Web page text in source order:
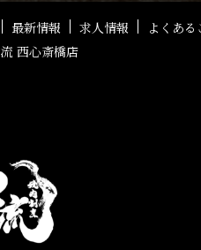
最新情報 求人情報
よくあ
西心斎橋店